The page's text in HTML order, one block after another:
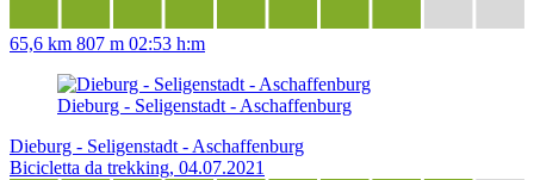
65,6 km 807 m 02:53 h:m
Dieburg - Seligenstadt - Aschaffenburg
Dieburg - Seligenstadt - Aschaffenburg
Bicicletta da trekking, 04.07.2021